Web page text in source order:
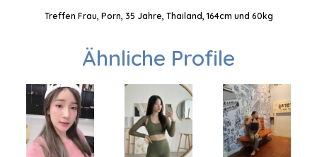
Treffen Frau, Porn, 35 Jahre, Thailand, 164cm und 60kg
Ähnliche Profile